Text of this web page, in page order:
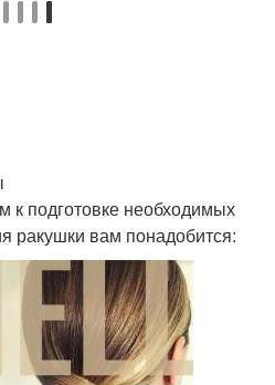
к подготовке необходимых
ракушки вам понадобится: